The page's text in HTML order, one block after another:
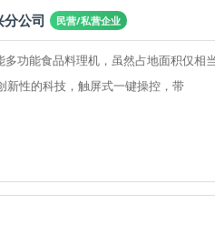
公司 民营/私营企业
功能食品料理机，虽然占地面积仅相
新性的科技，触屏式一键操控，带